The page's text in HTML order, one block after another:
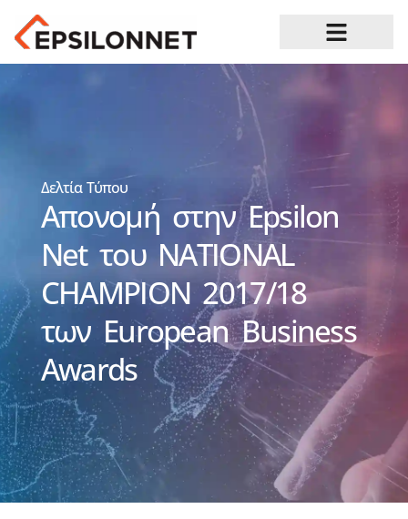
Δελτία Τύπου
Απονομή στην Epsilon
Net του NATIONAL
CHAMPION 2017/18
των European Business
Awards